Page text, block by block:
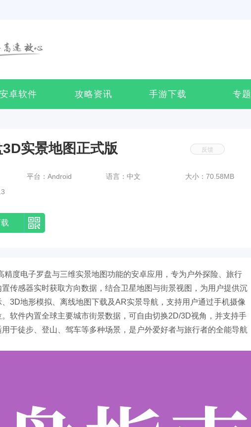
安卓软件 攻略资讯 手游下载 专题
平台：Android 语言：中文
大小：70.58MB
实景地图正式版
度电子罗盘与三维实景地图功能的安卓应用，专为户外探险、旅行
传感器实时获取方向数据，结合卫星地图与街景视图，为用户提供沉
3D地形模拟、离线地图下载及AR实景导航，支持用户通过手机摄像
软件内置全球主要城市街景数据，可自由切换2D/3D视角，并支持手
于徒步、登山、驾车等多种场景，是户外爱好者与旅行者的全能导航
反馈